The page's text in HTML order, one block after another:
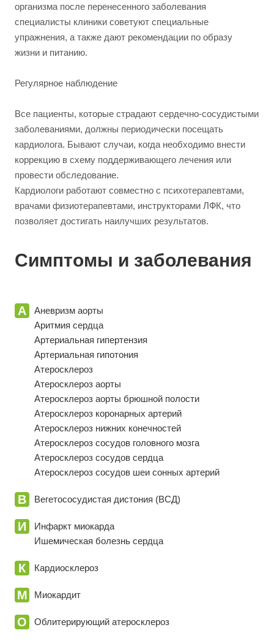
организма после перенесенного заболевания
специалисты клиники советуют специальные
упражнения, а также дают рекомендации по образу
жизни и питанию.
Регулярное наблюдение
Все пациенты, которые страдают сердечно-сосудистыми
заболеваниями, должны периодически посещать
кардиолога. Бывают случаи, когда необходимо внести
коррекцию в схему поддерживающего лечения или
провести обследование.
Кардиологи работают совместно с психотерапевтами,
врачами физиотерапевтами, инструкторами ЛФК, что
позволяет достигать наилучших результатов.
Симптомы и заболевания
А
Аневризм аорты
Аритмия сердца
Артериальная гипертензия
Артериальная гипотония
Атеросклероз
Атеросклероз аорты
Атеросклероз аорты брюшной полости
Атеросклероз коронарных артерий
Атеросклероз нижних конечностей
Атеросклероз сосудов головного мозга
Атеросклероз сосудов сердца
Атеросклероз сосудов шеи сонных артерий
В Вегетососудистая дистония (ВСД)
И
Инфаркт миокарда
Ишемическая болезнь сердца
К Кардиосклероз
М Миокардит
О Облитерирующий атеросклероз